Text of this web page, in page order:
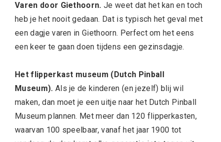
Varen door Giethoorn.Je weet dat het kan en toch
heb je het nooit gedaan. Dat is typisch het geval met
een dagje varen in Giethoorn. Perfect om het eens
een keer te gaan doen tijdens een gezinsdagje.
Het flipperkast museum (Dutch Pinball
Museum). Als je de kinderen (en jezelf) blij wil
maken, dan moet je een uitje naar het Dutch Pinball
Museum plannen. Met meer dan 120 flipperkasten,
waarvan 100 speelbaar, vanaf het jaar 1900 tot